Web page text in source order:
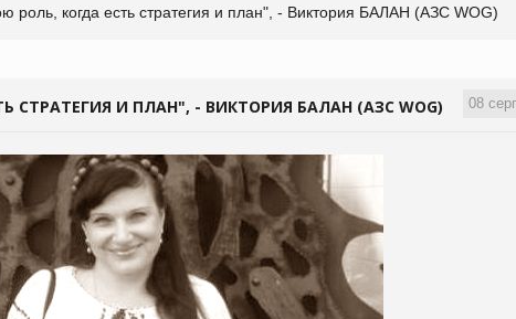
роль, когда есть стратегия и план", - Виктория БАЛАН (АЗС WOG)
08
И ПЛАН", - ВИКТОРИЯ БАЛАН (АЗС WOG)